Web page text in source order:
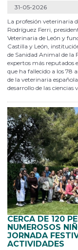
31-05-2026
La profesión veterinaria
Rodríguez Ferri,
Veterinaria de León y
Castilla y León,
de Sanidad Animal de la
expertos más reputados
que ha fallecido a los 78
de la veterinaria
desarrollo de las ciencias
CERCA DE 120
NUMEROSOS
JORNADA
ACTIVIDADES